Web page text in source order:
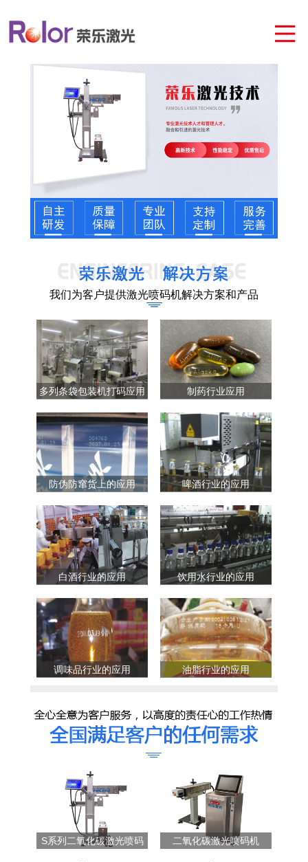
我们为客户提供激光喷码机解决方案和产品
多列条袋包装机打码应用 制药行业应用
防伪防窜货上的应用 啤酒行业的应用
白酒行业的应用 饮用水行业的应用
调味品行业的应用 油脂行业的应用
S系列二氧化碳激光喷码
二氧化碳激光喷码机